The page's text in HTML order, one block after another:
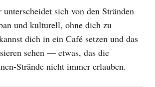
sich von den Stränden
und kulturell, ohne dich zu
dich in ein Café setzen und das
sehen — etwas, das die
Strände nicht immer erlauben.